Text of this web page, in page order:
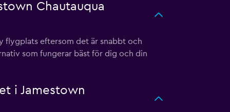
Chautauqua
flygplats eftersom det är snabbt och
som fungerar bäst för dig och din
i Jamestown